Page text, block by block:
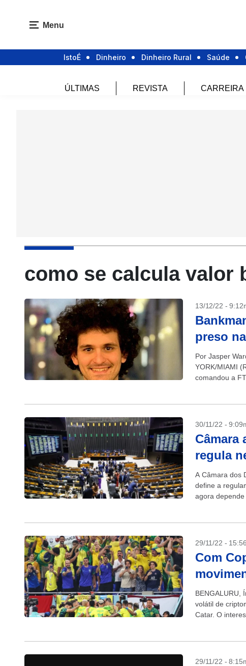
Menu
IstoÉ Dinheiro Dinheiro Rural Saúde
ÚLTIMAS REVISTA CARREIRA
como se calcula valor
13/12/22 -
preso
Por Jasper
YORK/MIAMI
comandou a
30/11/22 -
Câmara
regula
A Câmara dos
define a
agora
29/11/22 -
Com
BENGALURU,
volátil de
Catar. O
29/11/22 -